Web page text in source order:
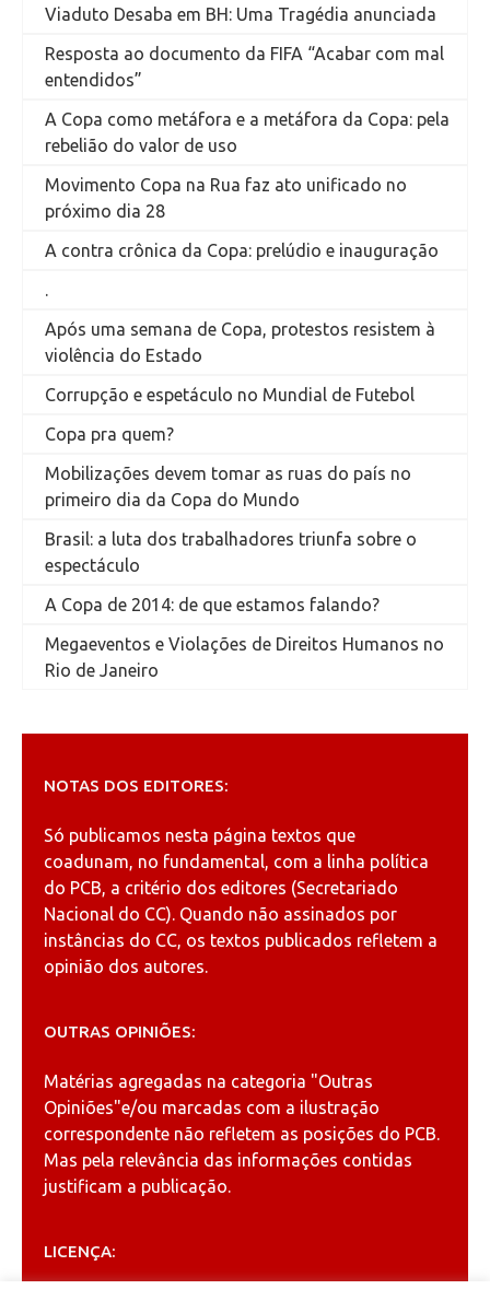
Viaduto Desaba em BH: Uma Tragédia anunciada
Resposta ao documento da FIFA “Acabar com mal
entendidos”
A Copa como metáfora e a metáfora da Copa: pela
rebelião do valor de uso
Movimento Copa na Rua faz ato unificado no
próximo dia 28
A contra crônica da Copa: prelúdio e inauguração
.
Após uma semana de Copa, protestos resistem à
violência do Estado
Corrupção e espetáculo no Mundial de Futebol
Copa pra quem?
Mobilizações devem tomar as ruas do país no
primeiro dia da Copa do Mundo
Brasil: a luta dos trabalhadores triunfa sobre o
espectáculo
A Copa de 2014: de que estamos falando?
Megaeventos e Violações de Direitos Humanos no
Rio de Janeiro
NOTAS DOS EDITORES:
Só publicamos nesta página textos que
coadunam, no fundamental, com a linha política
do PCB, a critério dos editores (Secretariado
Nacional do CC). Quando não assinados por
instâncias do CC, os textos publicados refletem a
opinião dos autores.
OUTRAS OPINIÕES:
Matérias agregadas na categoria "Outras
Opiniões"e/ou marcadas com a ilustração
correspondente não refletem as posições do PCB.
Mas pela relevância das informações contidas
justificam a publicação.
LICENÇA: